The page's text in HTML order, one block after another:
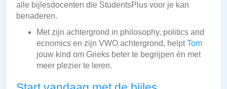
alle bijlesdocenten die StudentsPlus voor je kan
benaderen.
Met zijn achtergrond in philosophy, politics and
ecnomics en zijn VWO achtergrond, helptTom
jouw kind om Grieks beter te begrijpen én met
meer plezier te leren.